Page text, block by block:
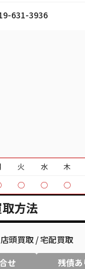
¥48,000
¥7,000
¥19,000
¥20,000
¥22,000
¥13,000
631-3936
火 水 木
○ ○ ○
方法
店頭買取 / 宅配買取
せ
残債